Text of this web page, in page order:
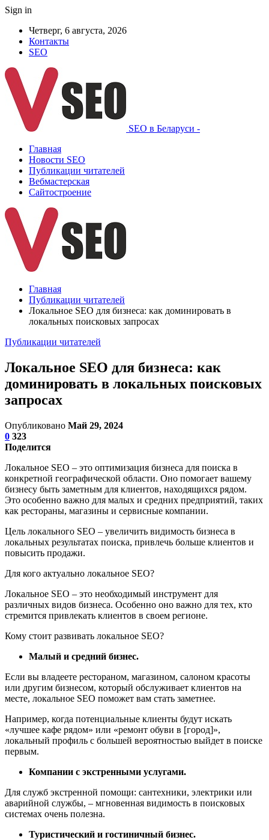
Sign in
Четверг, 6 августа, 2026
Контакты
SEO
SEO в Беларуси -
Главная
Новости SEO
Публикации читателей
Вебмастерская
Сайтостроение
Главная
Публикации читателей
Локальное SEO для бизнеса: как доминировать в
локальных поисковых запросах
Публикации читателей
Локальное SEO для бизнеса: как
доминировать в локальных поисковых
запросах
Опубликовано Май 29, 2024
0 323
Поделится
Локальное SEO – это оптимизация бизнеса для поиска в
конкретной географической области. Оно помогает вашему
бизнесу быть заметным для клиентов, находящихся рядом.
Это особенно важно для малых и средних предприятий, таких
как рестораны, магазины и сервисные компании.
Цель локального SEO – увеличить видимость бизнеса в
локальных результатах поиска, привлечь больше клиентов и
повысить продажи.
Для кого актуально локальное SEO?
Локальное SEO – это необходимый инструмент для
различных видов бизнеса. Особенно оно важно для тех, кто
стремится привлекать клиентов в своем регионе.
Кому стоит развивать локальное SEO?
Малый и средний бизнес.
Если вы владеете рестораном, магазином, салоном красоты
или другим бизнесом, который обслуживает клиентов на
месте, локальное SEO поможет вам стать заметнее.
Например, когда потенциальные клиенты будут искать
«лучшее кафе рядом» или «ремонт обуви в [город]»,
локальный профиль с большей вероятностью выйдет в поиске
первым.
Компании с экстренными услугами.
Для служб экстренной помощи: сантехники, электрики или
аварийной службы, – мгновенная видимость в поисковых
системах очень полезна.
Туристический и гостиничный бизнес.